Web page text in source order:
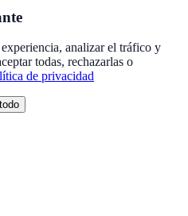
analizar el tráfico y
todas, rechazarlas o
de privacidad